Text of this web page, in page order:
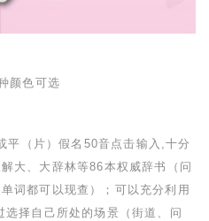
颜色可选
平（片）假名 50音点击输入,十分
大、大辞林等86本权威辞书（问
词都可以现查）；可以充分利用
选择自己所处的场景（街道、问